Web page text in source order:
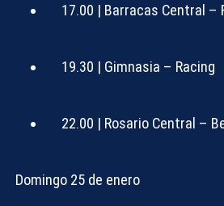
17.00 | Barracas Central –
19.30 | Gimnasia – Racing
22.00 | Rosario Central –
Domingo 25 de enero